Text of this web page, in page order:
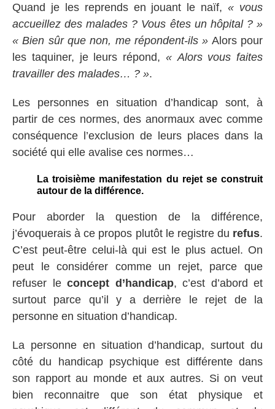
Quand je les reprends en jouant le naïf, « vous
accueillez des malades ? Vous êtes un hôpital ? »
« Bien sûr que non, me répondent-ils » Alors pour
les taquiner, je leurs répond, « Alors vous faites
travailler des malades… ? ».
Les personnes en situation d’handicap sont, à
partir de ces normes, des anormaux avec comme
conséquence l’exclusion de leurs places dans la
société qui elle avalise ces normes…
La troisième manifestation du rejet se construit
autour de la différence.
Pour aborder la question de la différence,
j’évoquerais à ce propos plutôt le registre du refus.
C’est peut-être celui-là qui est le plus actuel. On
peut le considérer comme un rejet, parce que
refuser le concept d’handicap, c’est d’abord et
surtout parce qu’il y a derrière le rejet de la
personne en situation d’handicap.
La personne en situation d’handicap, surtout du
côté du handicap psychique est différente dans
son rapport au monde et aux autres. Si on veut
bien reconnaitre que son état physique et